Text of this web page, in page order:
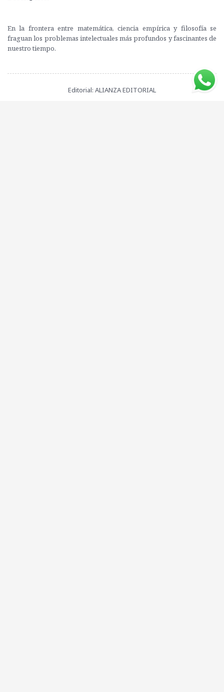
En la frontera entre matemática, ciencia empírica y filosofía se
fraguan los problemas intelectuales más profundos y fascinantes de
nuestro tiempo.
Editorial: ALIANZA EDITORIAL